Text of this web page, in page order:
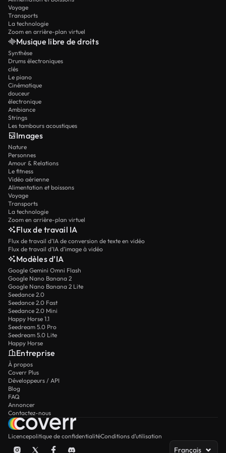
Voyage
Transports
La technologie
Zoom en arrière-plan virtuel
Musique libre de droits
Synthèse
Drums électroniques
clés
Le piano
Cinématique
douceur
électronique
Ambiance
Strings
Les tambours acoustiques
Images
Nature
Personnes
Amour & Relations
Le fitness
Vidéo aérienne
Alimentation et boissons
Voyage
Transports
La technologie
Zoom en arrière-plan virtuel
Flux de travail IA
Flux de travail d’IA de conversion de texte en vidéo
Flux de travail d’IA d’image à vidéo
Modèles d’IA
Google Gemini Omni Flash
Google Nano Banana 2
Google Nano Banana 2 Lite
Seedance 2.0
Seedance 2.0 Fast
Seedance 2.0 Mini
Happy Horse 1.1
Seedream 5.0 Pro
Seedream 5.0 Lite
Happy Horse
Entreprise
À propos
Coverr Plus
Développeurs / API
Blog
FAQ
Annoncer
Contactez-nous
Licencepolitique de confidentialitéConditions d’utilisation
Français